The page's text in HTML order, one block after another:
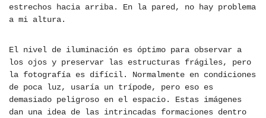
estrechos hacia arriba. En la pared, no hay problema
a mi altura.
El nivel de iluminación es óptimo para observar a
los ojos y preservar las estructuras frágiles, pero
la fotografía es difícil. Normalmente en condiciones
de poca luz, usaría un trípode, pero eso es
demasiado peligroso en el espacio. Estas imágenes
dan una idea de las intrincadas formaciones dentro